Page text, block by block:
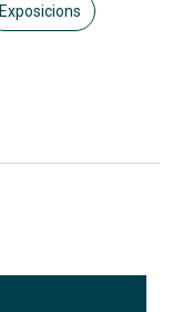
Exposicions